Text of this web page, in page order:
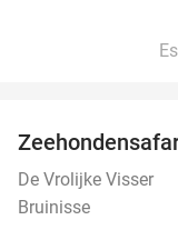
De Vrolijke Visser
Bruinisse